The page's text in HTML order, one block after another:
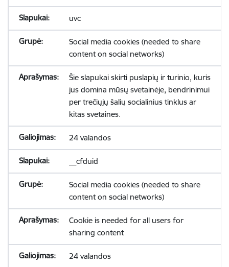
uvc
Social media cookies (needed to share
content on social networks)
Šie slapukai skirti puslapių ir turinio, kuris
jus domina mūsų svetainėje, bendrinimui
per trečiųjų šalių socialinius tinklus ar
kitas svetaines.
24 valandos
__cfduid
Social media cookies (needed to share
content on social networks)
Cookie is needed for all users for
sharing content
24 valandos